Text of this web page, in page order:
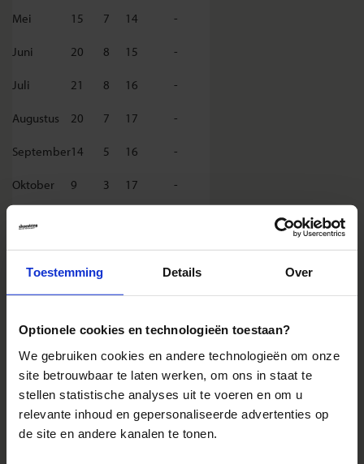
Toestemming Details Over
Optionele cookies en technologieën toestaan?
We gebruiken cookies en andere technologieën om onze
site betrouwbaar te laten werken, om ons in staat te
stellen statistische analyses uit te voeren en om u
relevante inhoud en gepersonaliseerde advertenties op
de site en andere kanalen te tonen.
Mei 15 7 14 -
Juni 20 8 15 -
Juli 21 8 16 -
Augustus 20 7 17 -
September14 5 16 -
Oktober 9 3 17 -
December 0 1 16 -
Januari 3 1 19 7
Februari 4 2 16 6
Maart 6 3 17 6